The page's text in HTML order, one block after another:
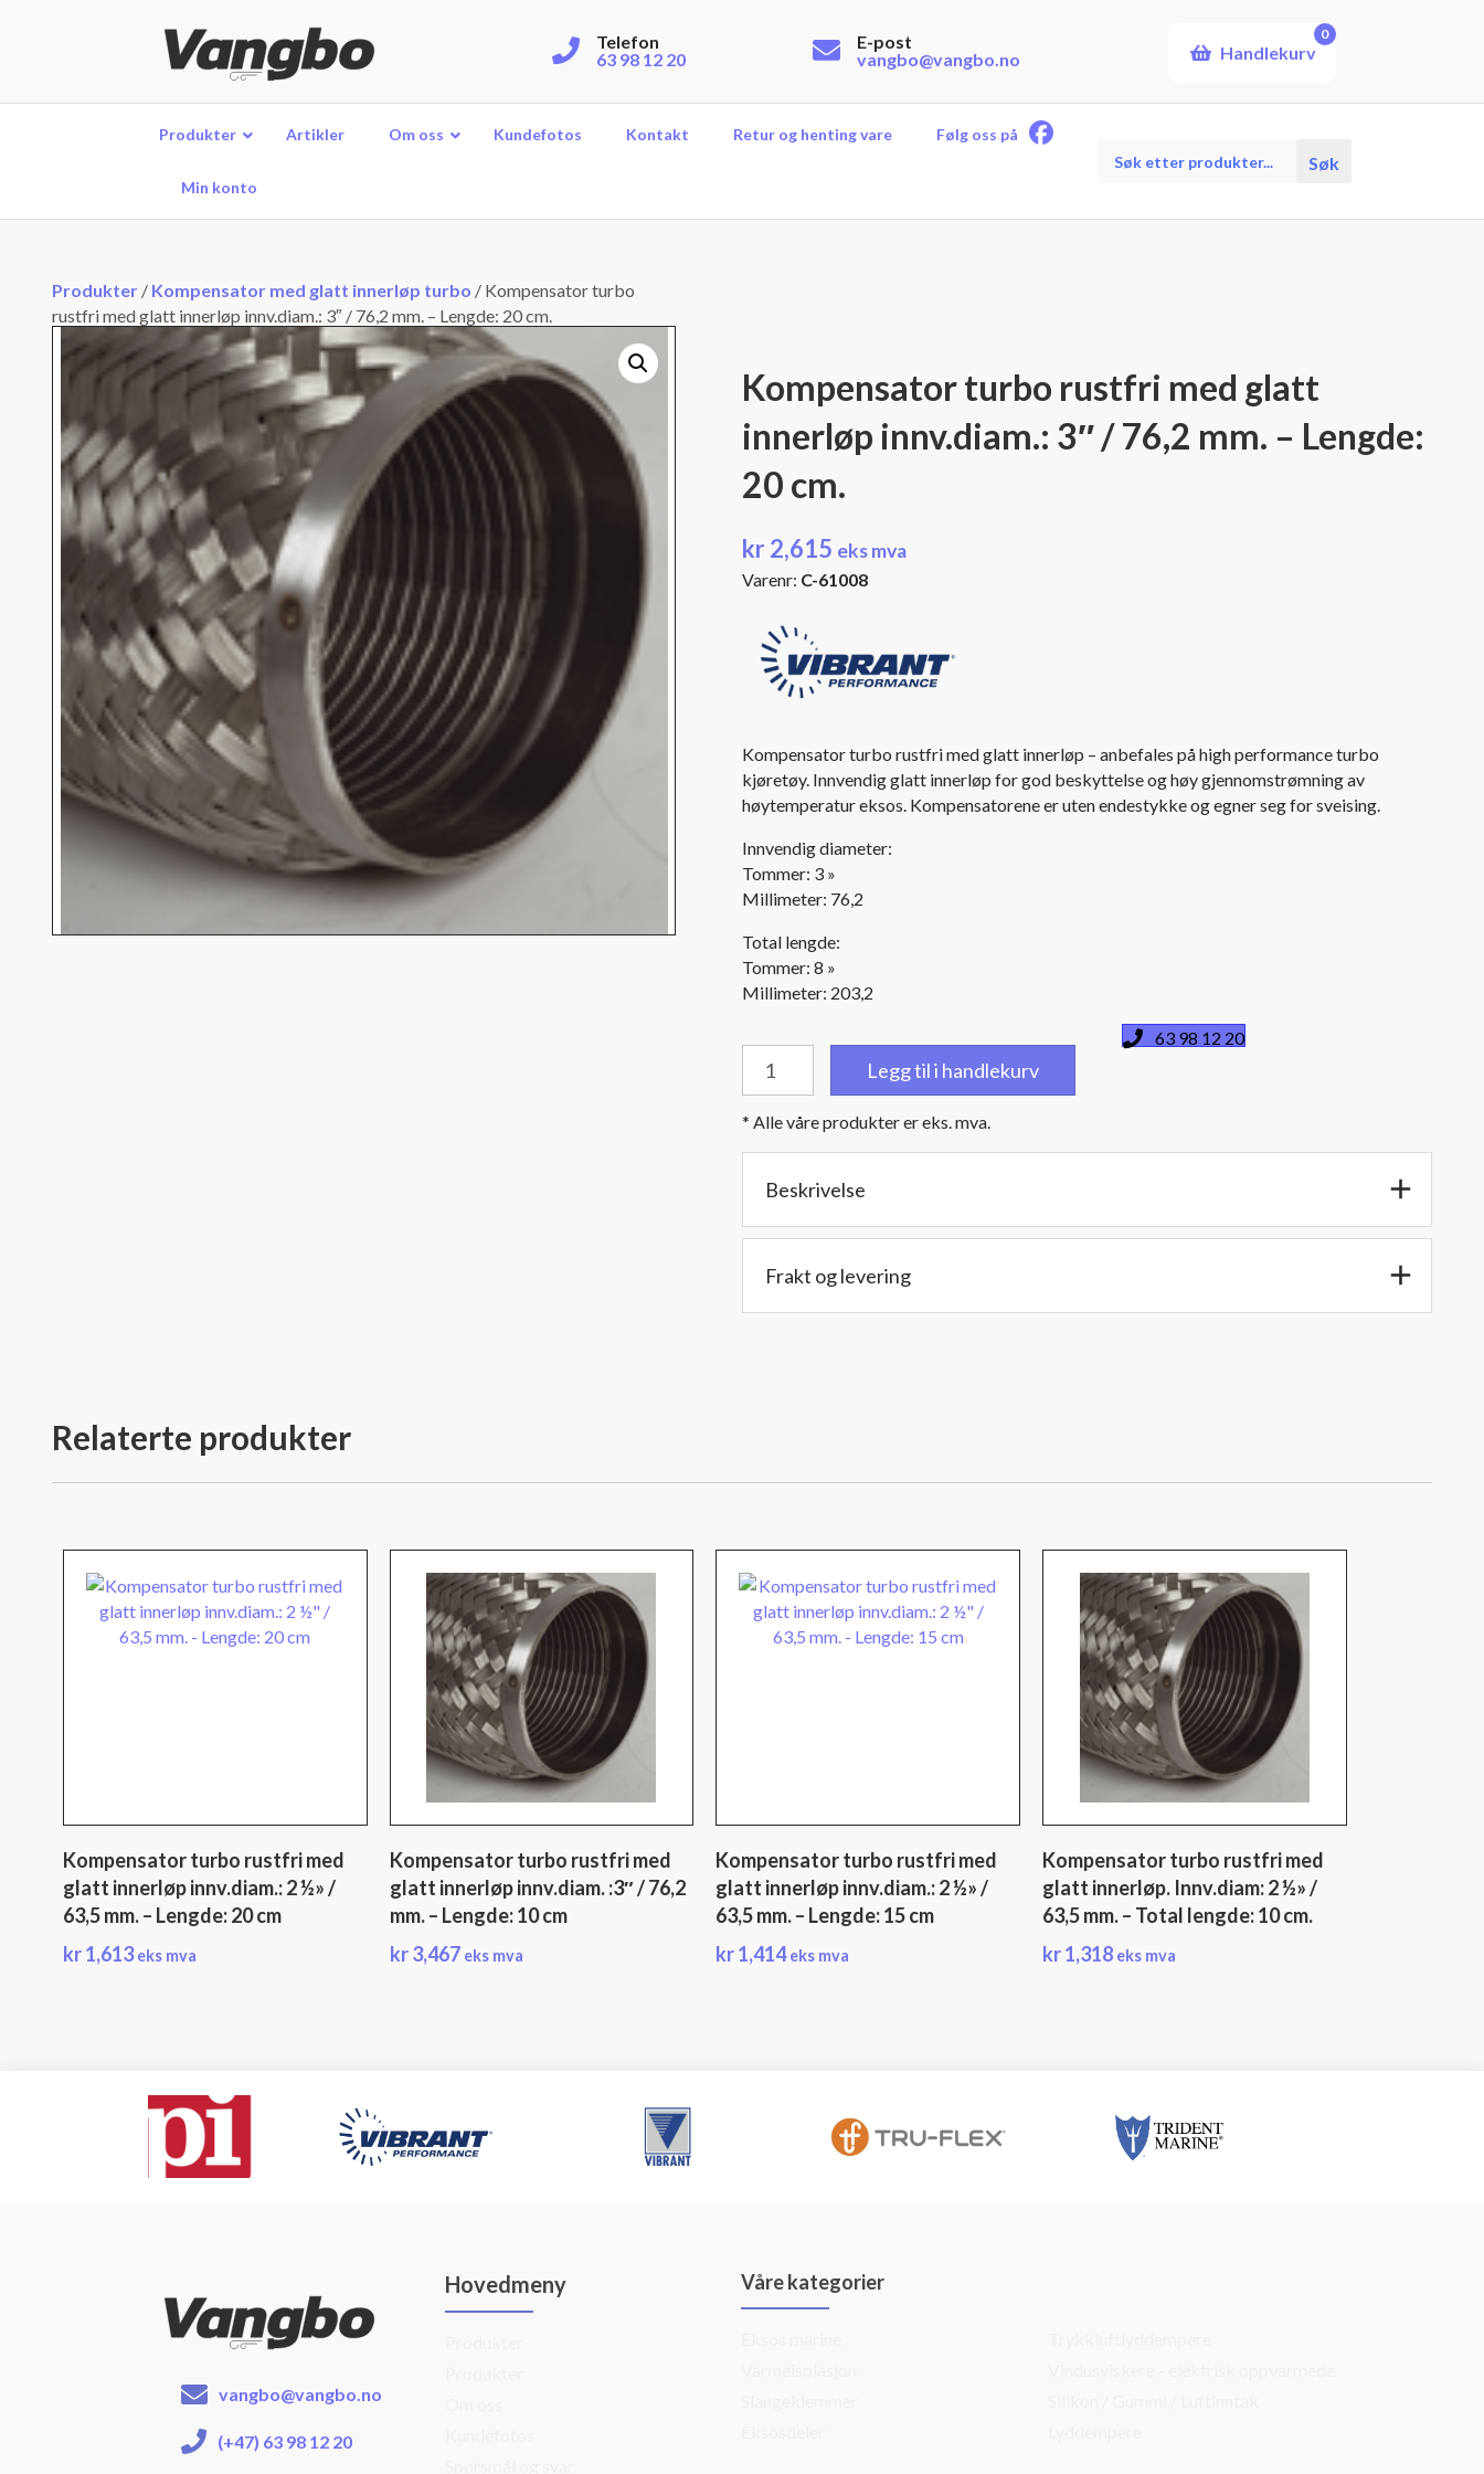
Telefon
63 98 12 20
E-post
vangbo@vangbo.no
Handlekurv
0
Produkter Artikler Om oss Kundefotos Kontakt Retur og henting vare Følg oss på
Min konto
search
Søk
Produkter / Kompensator med glatt innerløp turbo / Kompensator turbo
rustfri med glatt innerløp innv.diam.: 3″ / 76,2 mm. – Lengde: 20 cm.
Kompensator turbo rustfri med glatt
innerløp innv.diam.: 3″ / 76,2 mm. – Lengde:
20 cm.
kr2,615 eks mva
Varenr: C-61008
Kompensator turbo rustfri med glatt innerløp – anbefales på high performance turbo
kjøretøy. Innvendig glatt innerløp for god beskyttelse og høy gjennomstrømning av
høytemperatur eksos. Kompensatorene er uten endestykke og egner seg for sveising.
Innvendig diameter:
Tommer: 3 »
Millimeter: 76,2
Total lengde:
Tommer: 8 »
Millimeter: 203,2
turbo
med
glatt
innerløp
3"
76,2
mm.
Legg til i handlekurv
* Alle våre produkter er eks. mva.
63 98 12 20
Beskrivelse
Frakt og levering
Relaterte produkter
Kompensator turbo rustfri med
glatt innerløp innv.diam.: 2 ½» /
63,5 mm. – Lengde: 20 cm
kr1,613 eks mva
Kompensator turbo rustfri med
glatt innerløp innv.diam. :3″ / 76,2
mm. – Lengde: 10 cm
kr3,467 eks mva
Kompensator turbo rustfri med
glatt innerløp innv.diam.: 2 ½» /
63,5 mm. – Lengde: 15 cm
kr1,414 eks mva
Kompensator turbo rustfri med
glatt innerløp. Innv.diam: 2 ½» /
63,5 mm. – Total lengde: 10 cm.
kr1,318 eks mva
vangbo@vangbo.no
(+47) 63 98 12 20
Hovedmeny Våre kategorier